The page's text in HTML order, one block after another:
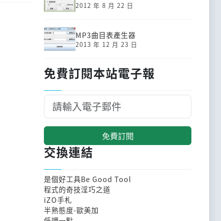
2012 年 8 月 22 日
MP3曲目表產生器
2013 年 12 月 23 日
免費訂閱本站電子報
免費訂閱
交換連結
是個好工具Be Good Tool
程式的奇技淫巧之道
iZO手札
半熟態度-歐美加